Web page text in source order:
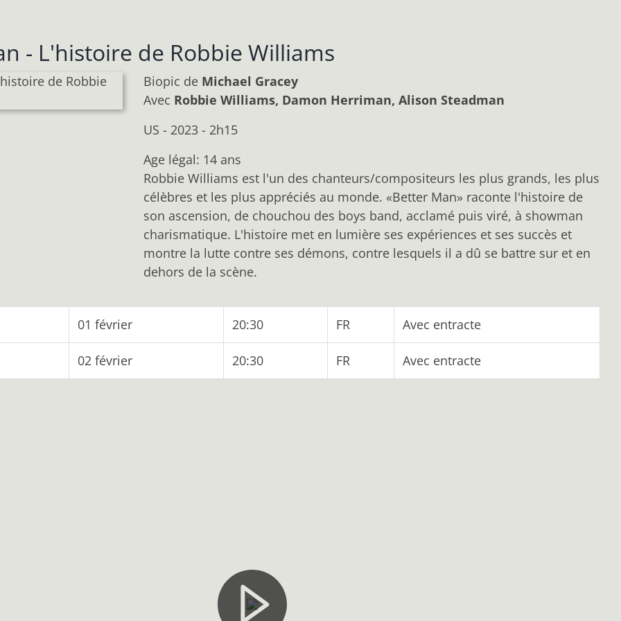
- L'histoire de Robbie Williams
Biopic de Michael Gracey
Avec Robbie Williams, Damon Herriman, Alison Steadman
US - 2023 - 2h15
Age légal: 14 ans
Robbie Williams est l'un des chanteurs/compositeurs les plus grands, les plus
célèbres et les plus appréciés au monde. «Better Man» raconte l'histoire de
son ascension, de chouchou des boys band, acclamé puis viré, à showman
charismatique. L'histoire met en lumière ses expériences et ses succès et
montre la lutte contre ses démons, contre lesquels il a dû se battre sur et en
dehors de la scène.
01 février 20:30 FR Avec entracte
02 février 20:30 FR Avec entracte